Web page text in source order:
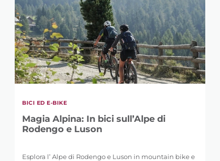
BICI ED E-BIKE
Magia Alpina: In bici sull’Alpe di
Rodengo e Luson
Esplora l’ Alpe di Rodengo e Luson in mountain bike e